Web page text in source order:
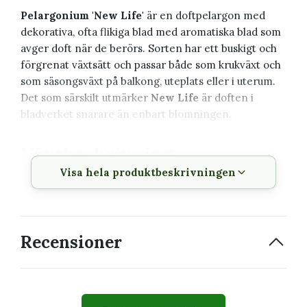
Pelargonium 'New Life' är en doftpelargon med
dekorativa, ofta flikiga blad med aromatiska blad som
avger doft när de berörs. Sorten har ett buskigt och
förgrenat växtsätt och passar både som krukväxt och
som säsongsväxt på balkong, uteplats eller i uterum.
Det som särskilt utmärker New Life är doften i
bladverket snarare än enbart blomningen.
Växtbeskrivning
Vetenskapligt
Pelargonium 'New Life'
Visa hela produktbeskrivningen
Recensioner